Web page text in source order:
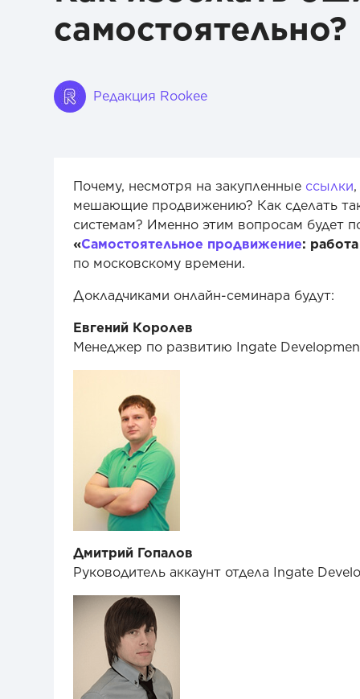
самостоятельно?
Редакция Rookee
Почему, несмотря на закупленные ссылки
мешающие продвижению? Как сделать
системам? Именно этим вопросам будет
«Самостоятельное продвижение:
по московскому времени.
Докладчиками онлайн-семинара будут:
Евгений Королев
Менеджер по развитию Ingate
Дмитрий Гопалов
Руководитель аккаунт отдела Ingate